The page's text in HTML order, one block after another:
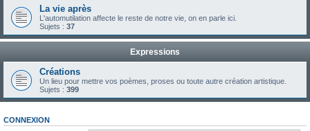
La vie après
L'automutilation affecte le reste de notre vie, on en parle ici.
Sujets : 37
Expressions
Créations
Un lieu pour mettre vos poèmes, proses ou toute autre création artistique.
Sujets : 399
CONNEXION